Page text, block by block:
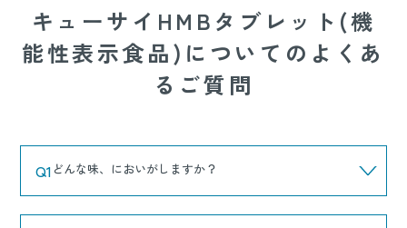
キューサイHMBタブレット(機
能性表示食品)についてのよくあ
るご質問
Q1 どんな味、においがしますか？